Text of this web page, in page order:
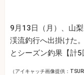
9月13日（月）、山
渓流釣行へ出掛けた
とシーズン釣果【計5
（アイキャッチ画像提供：